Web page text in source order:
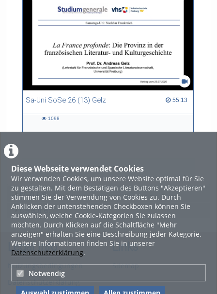
Diese Webseite verwendet Cookies
Wir verwenden Cookies, um unsere Website optimal für Sie
zu gestalten. Mit dem Bestätigen des Buttons "Akzeptieren"
stimmen Sie der Verwendung von Cookies zu. Durch
Anklicken der untenstehenden Checkboxen können Sie
auswählen, welche Cookie-Kategorien Sie zulassen
möchten. Durch Klicken auf die Schaltfläche "Mehr
anzeigen" erhalten Sie eine Beschreibung jeder Kategorie.
Weitere Informationen finden Sie in unserer
Datenschutzerklärung.
Notwendig
Sa-Uni SoSe 26 (13) Gelz 55:13
55:13 duration
1098
LADE MEHR
Featured
Beliebtheit
Legal Info
Nutzungsbedingungen
Datenschutzerklärung
Links
Sitemap